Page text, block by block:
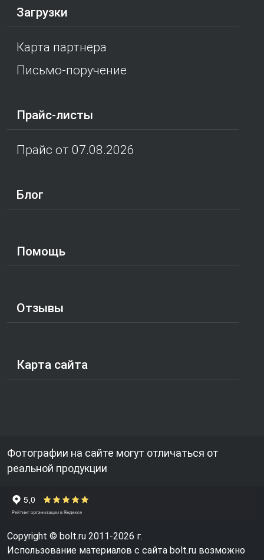
Загрузки
Карта партнера
Письмо-поручение
Прайс-листы
Прайс от 07.08.2026
Блог
Помощь
Отзывы
Карта сайта
Фотографии на сайте могут отличаться от
реальной продукции
Copyright © bolt.ru 2011-2026 г.
Использование материалов с сайта bolt.ru возможно